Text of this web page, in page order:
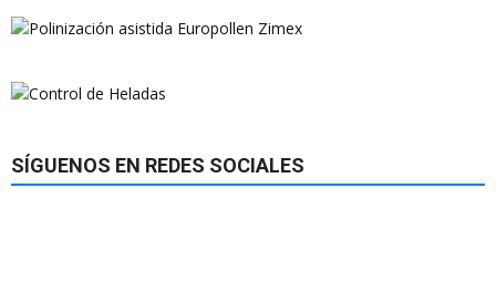
SÍGUENOS EN REDES SOCIALES